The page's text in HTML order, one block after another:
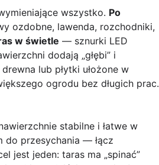
wszystko. Po
ozdobne, lawenda, rozchodniki,
w świetle — sznurki LED
dodają „głębi” i
lub płytki ułożone w
ogrodu bez długich prac.
stabilne i łatwe w
do przesychania — łącz
jest jeden: taras ma „spinać”